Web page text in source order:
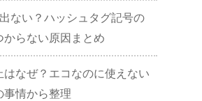
ない？ハッシュタグ記号の
からない原因まとめ
はなぜ？エコなのに使えない
事情から整理